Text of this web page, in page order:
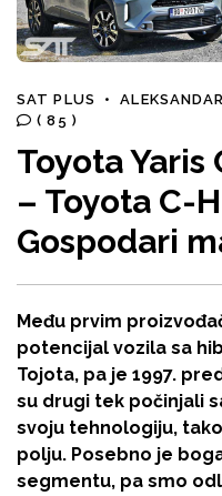
SAT PLUS •
( 85 )
Toyota Yaris
– Toyota C-
Gospodari
Među prvim
potencijal vozila sa
Tojota, pa je 1997.
su drugi tek počinjali
svoju tehnologiju,
polju. Posebno je
segmentu, pa smo